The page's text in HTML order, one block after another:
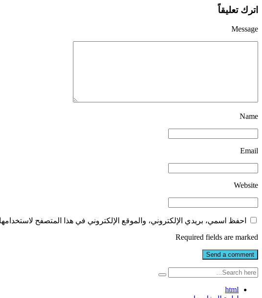
اترك تعليقاً
Message
Name
Email
Website
احفظ اسمي، بريدي الإلكتروني، والموقع الإلكتروني في هذا المتصفح
Required fields are marked
html